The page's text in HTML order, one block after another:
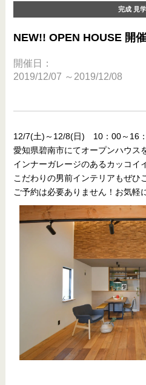
完成 見
NEW!! OPEN HOUSE 開
開催日：
2019/12/07 ～2019/12/08
12/7(土)～12/8(日) 10：00～16
愛知県碧南市にてオープンハウス
インナーガレージのあるカッコイ
こだわりの男前インテリアもぜひ
ご予約は必要ありません！お気軽